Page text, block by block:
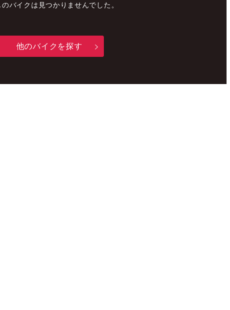
バイクは見つかりませんでした。
他のバイクを探す